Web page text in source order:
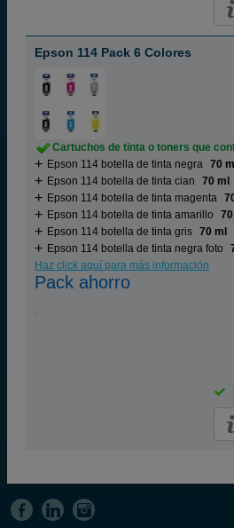
Epson 114 Pack 6 Colores
Cartuchos de tinta o toners que
Epson 114 botella de tinta negra 70 ml
Epson 114 botella de tinta cian
70 ml
Epson 114 botella de tinta magenta
Epson 114 botella de tinta amarillo
70
Epson 114 botella de tinta gris 70 ml
Epson 114 botella de tinta negra foto
Haz click aquí para más información
Pack ahorro